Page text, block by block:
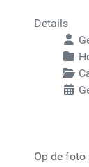
Details
Op de